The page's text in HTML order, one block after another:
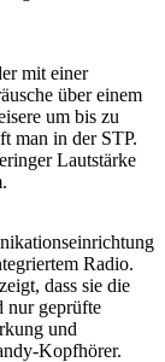
mit einer
über einem
um bis zu
man in der STP.
Lautstärke
Radio.
dass sie die
nur geprüfte
und
Kopfhörer.